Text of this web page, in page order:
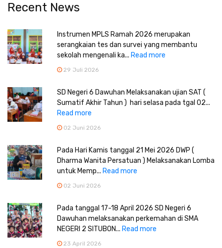
Recent News
Instrumen MPLS Ramah 2026 merupakan
serangkaian tes dan survei yang membantu
sekolah mengenali ka... Read more
29 Juli 2026
SD Negeri 6 Dawuhan Melaksanakan ujian SAT (
Sumatif Akhir Tahun ) hari selasa pada tgal 02...
Read more
02 Juni 2026
Pada Hari Kamis tanggal 21 Mei 2026 DWP (
Dharma Wanita Persatuan ) Melaksanakan Lomba
untuk Memp... Read more
02 Juni 2026
Pada tanggal 17-18 April 2026 SD Negeri 6
Dawuhan melaksanakan perkemahan di SMA
NEGERI 2 SITUBON... Read more
23 April 2026